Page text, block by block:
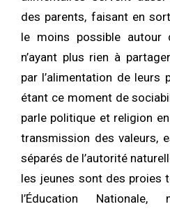
des parents, faisant en
le moins possible autour
n’ayant plus rien à
par l’alimentation de leurs
étant ce moment de
parle politique et religion
transmission des valeurs,
séparés de l’autorité
les jeunes sont des proies
l’Éducation